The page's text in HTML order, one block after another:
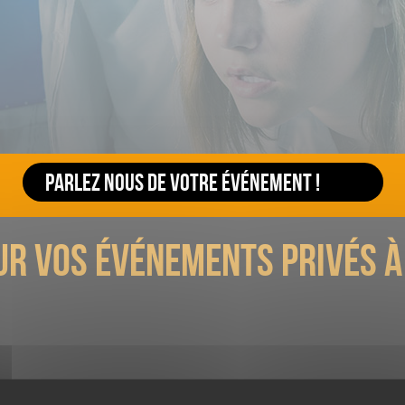
Théâtre
immersif
Escape game
PARLEZ NOUS DE VOTRE ÉVÉNEMENT !
DEMANDER PLUS D'INFORMATIONS
vos événements privés